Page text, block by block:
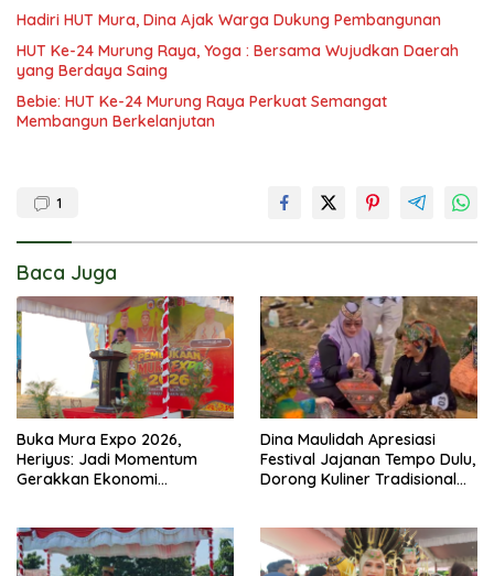
Hadiri HUT Mura, Dina Ajak Warga Dukung Pembangunan
HUT Ke-24 Murung Raya, Yoga : Bersama Wujudkan Daerah
yang Berdaya Saing
Bebie: HUT Ke-24 Murung Raya Perkuat Semangat
Membangun Berkelanjutan
1
Baca Juga
Buka Mura Expo 2026,
Heriyus: Jadi Momentum
Gerakkan Ekonomi
Dina Maulidah Apresiasi
Festival Jajanan Tempo Dulu,
Dorong Kuliner Tradisional